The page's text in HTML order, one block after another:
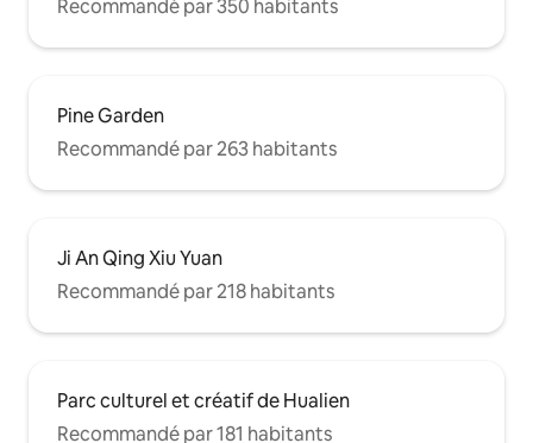
et de ne pas courir. 🔴 La télévision n’est
pas proposée dans les chambres. • • • • •
Recommandé par 350 habitants
Pine Garden
Recommandé par 263 habitants
Ji An Qing Xiu Yuan
Recommandé par 218 habitants
Parc culturel et créatif de Hualien
Recommandé par 181 habitants